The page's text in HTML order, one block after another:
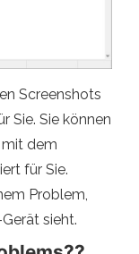
Screenshots
Sie. Sie können
dem
für Sie.
Problem,
sieht.